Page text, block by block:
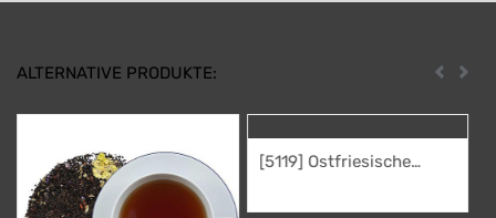
ALTERNATIVE PRODUKTE: Zurück
[5119] Ostfriesische